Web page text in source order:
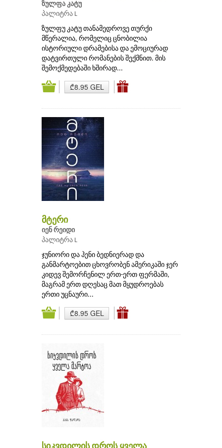
ზულფა კატუ
პალიტრა L
ზულფუ კატუ თანამედროვე თურქი
მწერალია, რომელიც ცნობილია
ისტორიული დრამებისა და ემოციურად
დატვირთული რომანების შექმნით. მის
შემოქმედებაში ხშირად...
₾8.95 GEL
მტერი
იენ რეიდი
პალიტრა L
ჯუნიორი და ჰენი ბედნიერად და
განმარტოებით ცხოვრობენ ამერიკაში ჯერ
კიდევ შემორჩენილ ერთ-ერთ ფერმაში,
მაგრამ ერთ დღესაც მათ მყუდროებას
ერთი უცნაური...
₾8.95 GEL